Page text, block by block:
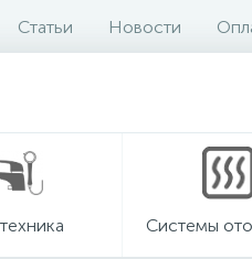
Статьи Новости
Системы